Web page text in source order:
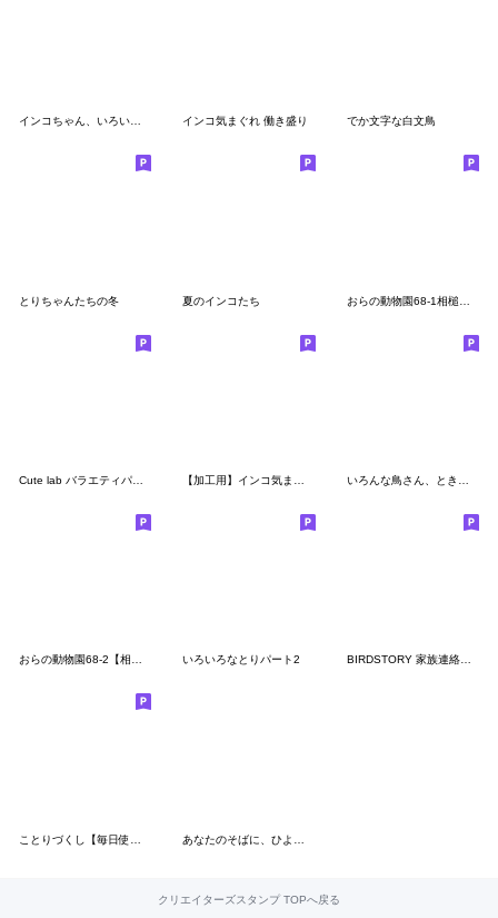
インコちゃん、いろいろスタンプ インコ気まぐれ 働き盛り でか文字な白文鳥
とりちゃんたちの冬 夏のインコたち
おらの動物園68-2【相槌】オカメインコ18 いろいろなとりパート2 BIRDSTORY 家族連絡スタンプ2
クリエイターズスタンプ TOPへ戻る